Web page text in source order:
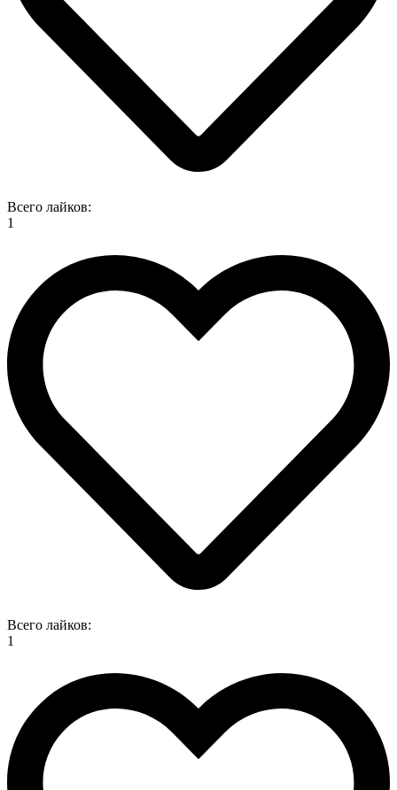
Всего лайков:
1
Всего лайков:
1